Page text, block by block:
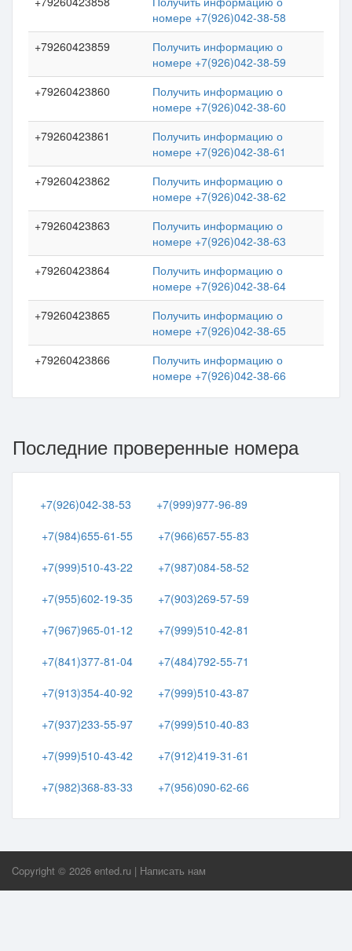
номере +7(926)042-38-58
+79260423859
Получить информацию о
номере +7(926)042-38-59
+79260423860
Получить информацию о
номере +7(926)042-38-60
+79260423861
Получить информацию о
номере +7(926)042-38-61
+79260423862
Получить информацию о
номере +7(926)042-38-62
+79260423863
Получить информацию о
номере +7(926)042-38-63
+79260423864
Получить информацию о
номере +7(926)042-38-64
+79260423865
Получить информацию о
номере +7(926)042-38-65
+79260423866
Получить информацию о
номере +7(926)042-38-66
Последние проверенные номера
+7(926)042-38-53
+7(999)977-96-89
+7(984)655-61-55
+7(966)657-55-83
+7(999)510-43-22
+7(987)084-58-52
+7(955)602-19-35
+7(903)269-57-59
+7(967)965-01-12
+7(999)510-42-81
+7(841)377-81-04
+7(484)792-55-71
+7(913)354-40-92
+7(999)510-43-87
+7(937)233-55-97
+7(999)510-40-83
+7(999)510-43-42
+7(912)419-31-61
+7(982)368-83-33
+7(956)090-62-66
Copyright © 2026 ented.ru | Написать нам